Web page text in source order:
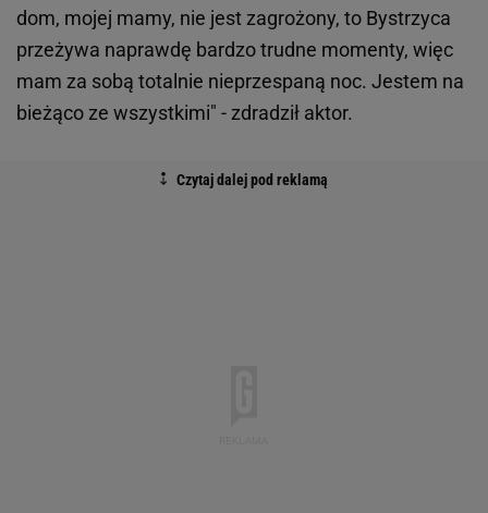
dom, mojej mamy, nie jest zagrożony, to Bystrzyca
przeżywa naprawdę bardzo trudne momenty, więc
mam za sobą totalnie nieprzespaną noc. Jestem na
bieżąco ze wszystkimi" - zdradził aktor.